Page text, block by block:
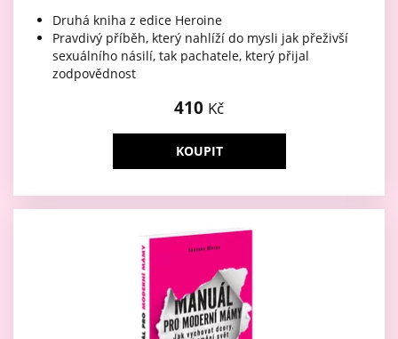
Druhá kniha z edice Heroine
Pravdivý příběh, který nahlíží do mysli jak přeživší
sexuálního násilí, tak pachatele, který přijal
zodpovědnost
410 Kč
KOUPIT